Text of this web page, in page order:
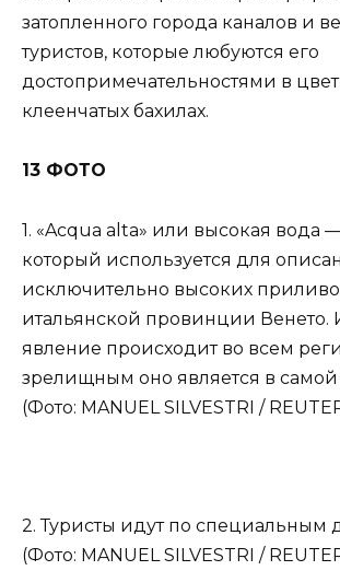
затопленного города каналов и
туристов, которые любуются его
достопримечательностями в
клеенчатых бахилах.
13 ФОТО
1. «Acqua alta» или высокая вода
который используется для
исключительно высоких
итальянской провинции Венето.
явление происходит во всем
зрелищным оно является в
(Фото: MANUEL SILVESTRI /
2. Туристы идут по специальным
(Фото: MANUEL SILVESTRI /